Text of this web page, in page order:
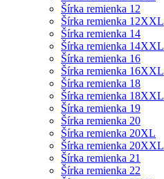
Šírka remienka 12
Šírka remienka 12XXL
Šírka remienka 14
Šírka remienka 14XXL
Šírka remienka 16
Šírka remienka 16XXL
Šírka remienka 18
Šírka remienka 18XXL
Šírka remienka 19
Šírka remienka 20
Šírka remienka 20XL
Šírka remienka 20XXL
Šírka remienka 21
Šírka remienka 22